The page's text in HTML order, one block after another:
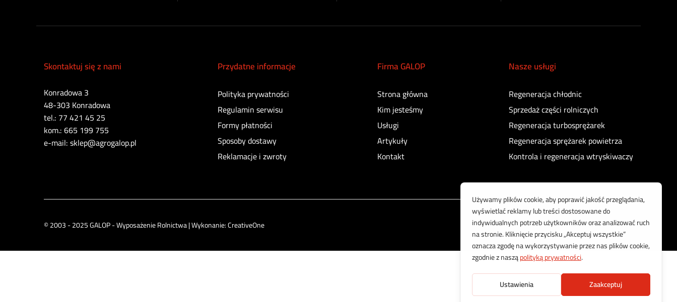
Skontaktuj się z nami
Konradowa 3
48-303 Konradowa
tel.: 77 421 45 25
kom.: 665 199 755
e-mail: sklep@agrogalop.pl
Przydatne informacje
Polityka prywatności
Regulamin serwisu
Formy płatności
Sposoby dostawy
Reklamacje i zwroty
Firma GALOP
Strona główna
Kim jesteśmy
Usługi
Artykuły
Kontakt
Nasze usługi
Regeneracja chłodnic
Sprzedaż części rolniczych
Regeneracja turbosprężarek
Regeneracja sprężarek powietrza
Kontrola i regeneracja wtryskiwaczy
© 2003 - 2025 GALOP - Wyposażenie Rolnictwa | Wykonanie:CreativeOne Korzystamy z bezpiecznych płatności